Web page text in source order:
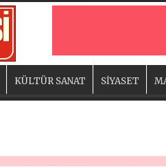
KÜLTÜR SANAT SİYASET